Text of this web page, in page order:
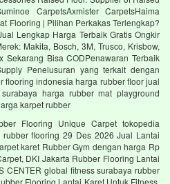
CarpetsAxmister CarpetsHaima
Flooring | Pilihan Perkakas Terlengkap?
Lengkap Harga Terbaik Gratis Ongkir
Makita, Bosch, 3M, Trusco, Krisbow,
Sekarang Bisa CODPenawaran Terbaik
Penelusuran yang terkait dengan
flooring indonesia harga rubber floor jual
harga rubber mat playground
karpet rubber
Flooring Unique Carpet tokopedia
flooring 29 Des 2026 Jual Lantai
karet Rubber Gym dengan harga Rp
DKI Jakarta Rubber Flooring Lantai
CENTER global fitness surabaya rubber
Flooring Lantai Karet Untuk Fitness.